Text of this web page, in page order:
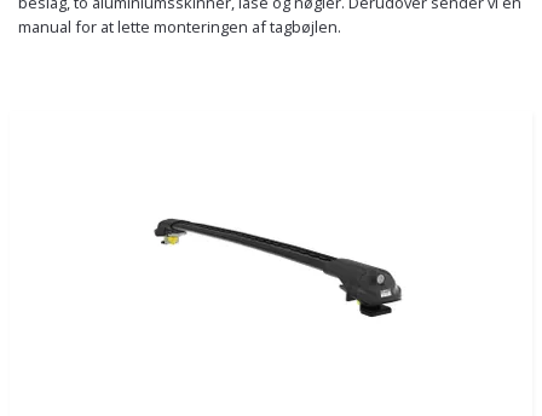
manual for at lette monteringen af tagbøjlen.